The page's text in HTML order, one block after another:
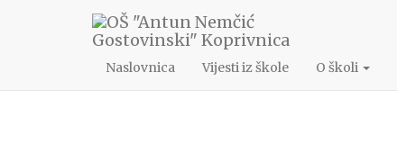
048/622-172
ang@os-angostovinski-kc.skole.hr
Naslovnica
Vijesti iz škole O školi